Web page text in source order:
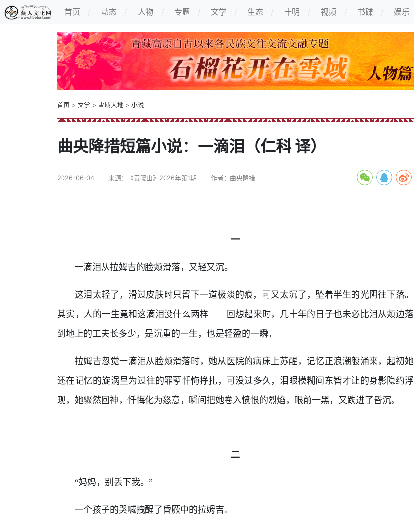
首页 动态 人物 专题 文学 生态 十明 视频 书碟 娱乐
首页 > 文学 > 雪域大地 > 小说
曲央降措短篇小说：一滴泪（仁科 译）
2026-06-04 来源：《贡嘎山》2026年第1期 作者：曲央降措
一
一滴泪从拉姆吉的脸颊滑落，又轻又沉。
这泪太轻了，滑过皮肤时只留下一道极淡的痕，可又太沉了，坠着半生的光阴往下落。
其实，人的一生竟和这滴泪没什么两样——回想起来时，几十年的日子也未必比泪从颊边落
到地上的工夫长多少，是沉重的一生，也是轻盈的一瞬。
拉姆吉忽觉一滴泪从脸颊滑落时，她从医院的病床上苏醒，记忆正浪潮般涌来，起初她
还在记忆的旋涡里为过往的罪孽忏悔挣扎，可没过多久，泪眼模糊间东智才让的身影隐约浮
现，她骤然回神，忏悔化为怒意，瞬间把她卷入愤恨的烈焰，眼前一黑，又跌进了昏沉。
二
“妈妈，别丢下我。”
一个孩子的哭喊拽醒了昏厥中的拉姆吉。